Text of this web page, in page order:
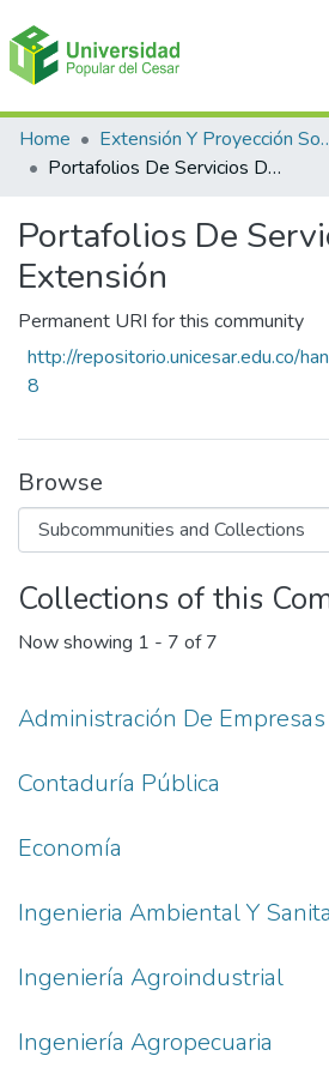
Communities & Collections
Statistics
Home Extensión Y
Portafolios De Servicios De Extensión
Portafolios De
Extensión
Permanent URI for this community
http://repositorio.unicesar.edu.co/
8
Browse
Collections of this
Now showing 1 - 7 of 7
Administración De Empresas
Contaduría Pública
Economía
Ingenieria Ambiental Y
Ingeniería Agroindustrial
Ingeniería Agropecuaria